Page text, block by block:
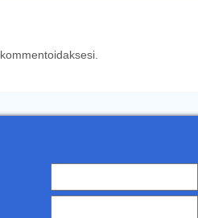
kommentoidaksesi.